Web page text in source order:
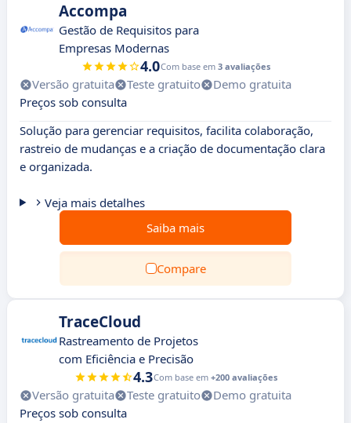
Accompa
Gestão de Requisitos para
Empresas Modernas
4.0Com base em 3 avaliações
Versão gratuita Teste gratuito
Demo gratuita
Preços sob consulta
Solução para gerenciar requisitos, facilita colaboração,
rastreio de mudanças e a criação de documentação clara
e organizada.
Veja mais detalhes
Saiba mais
Compare
TraceCloud
Rastreamento de Projetos
com Eficiência e Precisão
4.3Com base em +200 avaliações
Versão gratuita Teste gratuito
Demo gratuita
Preços sob consulta